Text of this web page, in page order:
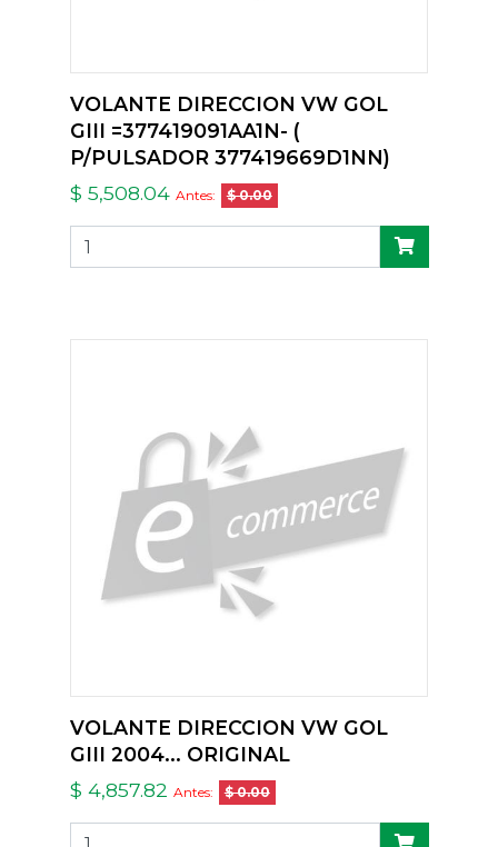
VOLANTE DIRECCION VW GOL
GIII =377419091AA1N- (
P/PULSADOR 377419669D1NN)
$ 5,508.04 Antes: $ 0.00
VOLANTE DIRECCION VW GOL
GIII 2004... ORIGINAL
$ 4,857.82 Antes: $ 0.00